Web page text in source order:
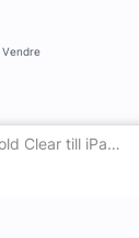
Pomologic - BookFold Clear till iPad Air 13 (M2/M3) - Clear/Svart
Vendre